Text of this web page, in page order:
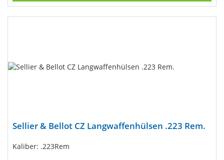
Sellier & Bellot CZ Langwaffenhülsen .223 Rem.
Kaliber: .223Rem